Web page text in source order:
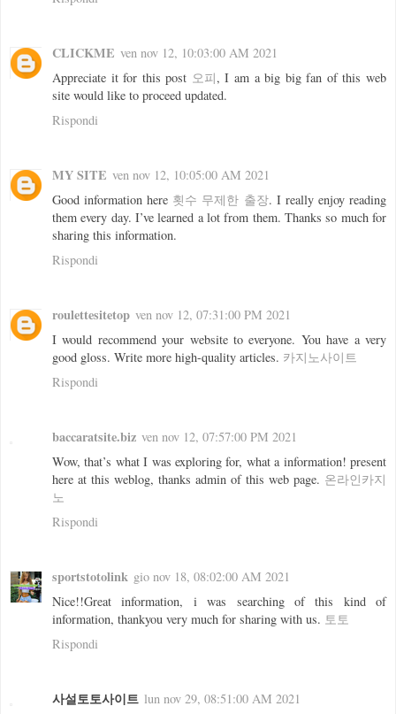
CLICKME ven nov 12, 10:03:00 AM 2021
Appreciate it for this post 오피, I am a big big fan of this web
site would like to proceed updated.
Rispondi
MY SITE ven nov 12, 10:05:00 AM 2021
Good information here 횟수 무제한 출장. I really enjoy reading
them every day. I’ve learned a lot from them. Thanks so much for
sharing this information.
Rispondi
roulettesitetop ven nov 12, 07:31:00 PM 2021
I would recommend your website to everyone. You have a very
good gloss. Write more high-quality articles. 카지노사이트
Rispondi
baccaratsite.biz ven nov 12, 07:57:00 PM 2021
Wow, that’s what I was exploring for, what a information! present
here at this weblog, thanks admin of this web page. 온라인카지
노
Rispondi
sportstotolink gio nov 18, 08:02:00 AM 2021
Nice!!Great information, i was searching of this kind of
information, thankyou very much for sharing with us. 토토
Rispondi
사설토토사이트 lun nov 29, 08:51:00 AM 2021